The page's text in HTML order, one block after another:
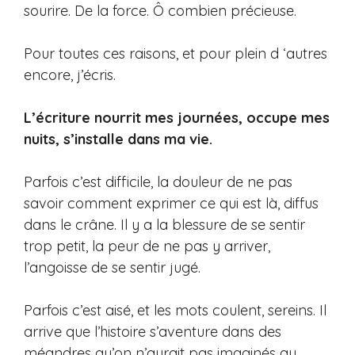
sourire. De la force. Ô combien précieuse.
Pour toutes ces raisons, et pour plein d ‘autres
encore, j’écris.
L’écriture nourrit mes journées, occupe mes
nuits, s’installe dans ma vie.
Parfois c’est difficile, la douleur de ne pas
savoir comment exprimer ce qui est là, diffus
dans le crâne. Il y a la blessure de se sentir
trop petit, la peur de ne pas y arriver,
l’angoisse de se sentir jugé.
Parfois c’est aisé, et les mots coulent, sereins. Il
arrive que l’histoire s’aventure dans des